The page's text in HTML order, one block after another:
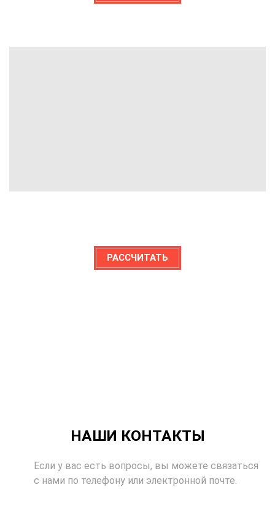
РАССЧИТАТЬ
НАШИ КОНТАКТЫ
Если у вас есть вопросы, вы можете связаться
с нами по телефону или электронной почте.